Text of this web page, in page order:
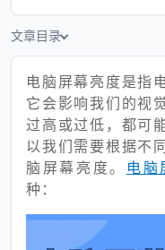
文章目录
电脑屏幕亮度是指
它会影响我们的视
过高或过低，都可
以我们需要根据不
脑屏幕亮度。 电脑
种：